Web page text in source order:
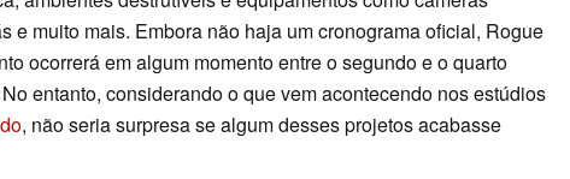
e muito mais. Embora não haja um cronograma oficial, Rogue
ocorrerá em algum momento entre o segundo e o quarto
entanto, considerando o que vem acontecendo nos estúdios
, não seria surpresa se algum desses projetos acabasse